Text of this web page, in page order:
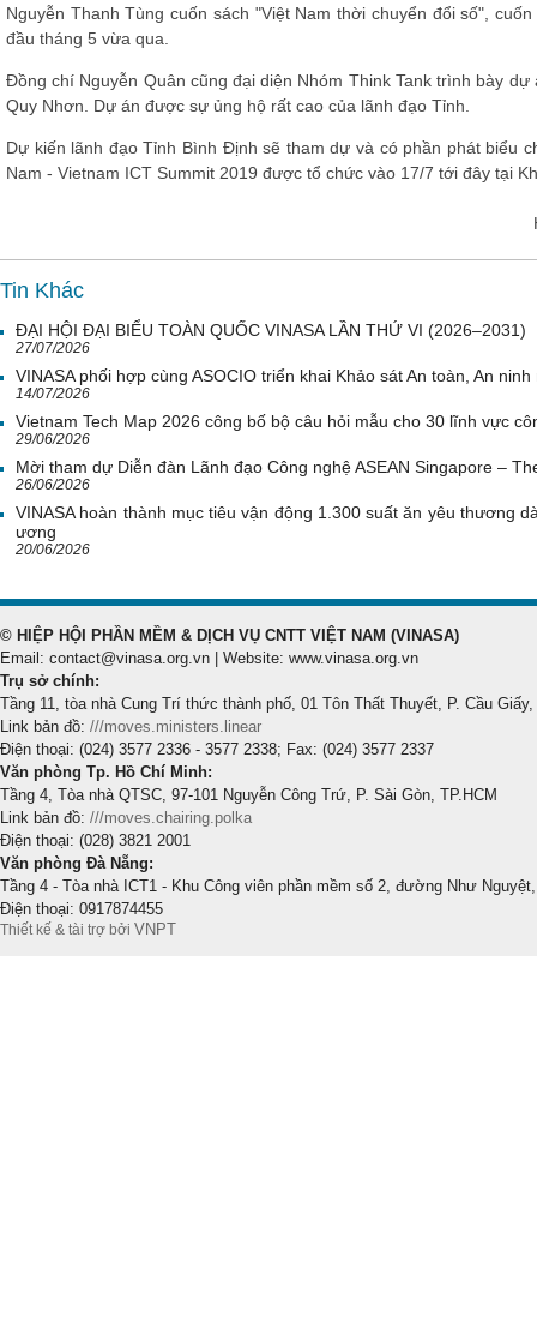
Nguyễn Thanh Tùng cuốn sách "Việt Nam thời chuyển đổi số",
đầu tháng 5 vừa qua.
Đồng chí Nguyễn Quân cũng đại diện Nhóm Think Tank trình bày
Quy Nhơn. Dự án được sự ủng hộ rất cao của lãnh đạo Tỉnh.
Dự kiến lãnh đạo Tỉnh Bình Định sẽ tham dự và có phần phát biểu
Nam - Vietnam ICT Summit 2019 được tổ chức vào 17/7 tới đây tại
Tin Khác
ĐẠI HỘI ĐẠI BIỂU TOÀN QUỐC VINASA LẦN THỨ VI (2026–2031)
27/07/2026
VINASA phối hợp cùng ASOCIO triển khai Khảo sát An toàn, An
14/07/2026
Vietnam Tech Map 2026 công bố bộ câu hỏi mẫu cho 30 lĩnh vực
29/06/2026
Mời tham dự Diễn đàn Lãnh đạo Công nghệ ASEAN Singapore –
26/06/2026
VINASA hoàn thành mục tiêu vận động 1.300 suất ăn yêu thương
ương
20/06/2026
© HIỆP HỘI PHẦN MỀM & DỊCH VỤ CNTT VIỆT NAM (VINASA)
Email: contact@vinasa.org.vn | Website: www.vinasa.org.vn
Trụ sở chính:
Tầng 11, tòa nhà Cung Trí thức thành phố, 01 Tôn Thất Thuyết, P. Cầu Giấy,
Link bản đồ: ///moves.ministers.linear
Điện thoại: (024) 3577 2336 - 3577 2338; Fax: (024) 3577 2337
Văn phòng Tp. Hồ Chí Minh:
Tầng 4, Tòa nhà QTSC, 97-101 Nguyễn Công Trứ, P. Sài Gòn, TP.HCM
Link bản đồ: ///moves.chairing.polka
Điện thoại: (028) 3821 2001
Văn phòng Đà Nẵng:
Tầng 4 - Tòa nhà ICT1 - Khu Công viên phần mềm số 2, đường Như
Điện thoại: 0917874455
Thiết kế & tài trợ bởi VNPT